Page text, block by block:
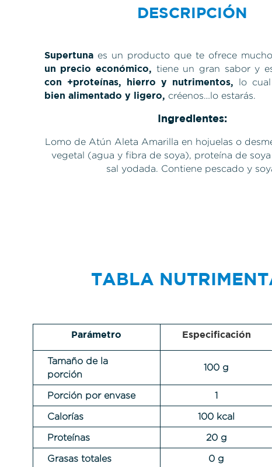
DESCRIPCIÓN
Supertunaes un producto que te ofrece
un precio económico, tiene un gran sabor y
con +proteínas, hierro y nutrimentos, lo
bien alimentado y ligero, créenos…lo estarás.
Ingredientes:
Lomo de Atún Aleta Amarilla en hojuelas o
vegetal (agua y fibra de soya), proteína de
sal yodada. Contiene pescado y
TABLA
Parámetro Especificación
Tamaño de la
porción
100 g
Porción por envase 1
Calorías 100 kcal
Proteínas 20 g
Grasas totales 0 g